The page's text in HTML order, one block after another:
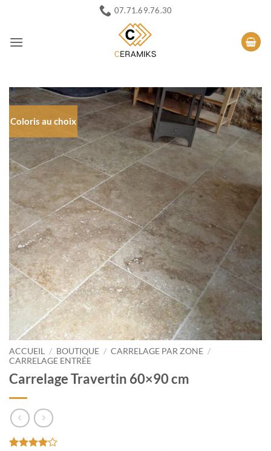
contenu
07.71.69.76.30
Coloris au choix
ACCUEIL / BOUTIQUE / CARRELAGE PAR ZONE /
CARRELAGE ENTRÉE
Carrelage Travertin 60×90 cm